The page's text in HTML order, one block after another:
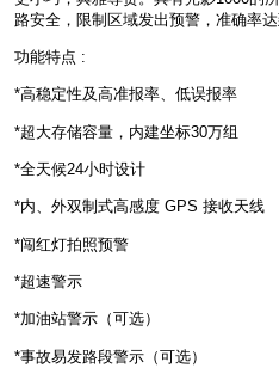
路安全，限制区域发出预警，准确率
功能特点 :
*高稳定性及高准报率、低误报率
*超大存储容量，内建坐标30万组
*全天候24小时设计
*内、外双制式高感度 GPS 接收天线
*闯红灯拍照预警
*超速警示
*加油站警示（可选）
*事故易发路段警示（可选）